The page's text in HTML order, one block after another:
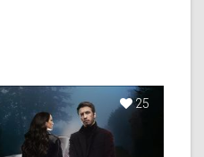
25